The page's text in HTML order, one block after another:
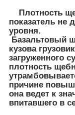
Плотность
показатель не
уровня.
Базальтовый
кузова
загруженного
плотность
причине
она ведет к
впитавшего в